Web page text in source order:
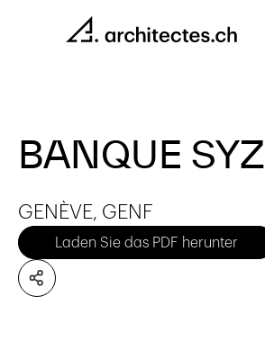
BANQUE SYZ
GENÈVE, GENF
Laden Sie das PDF herunter